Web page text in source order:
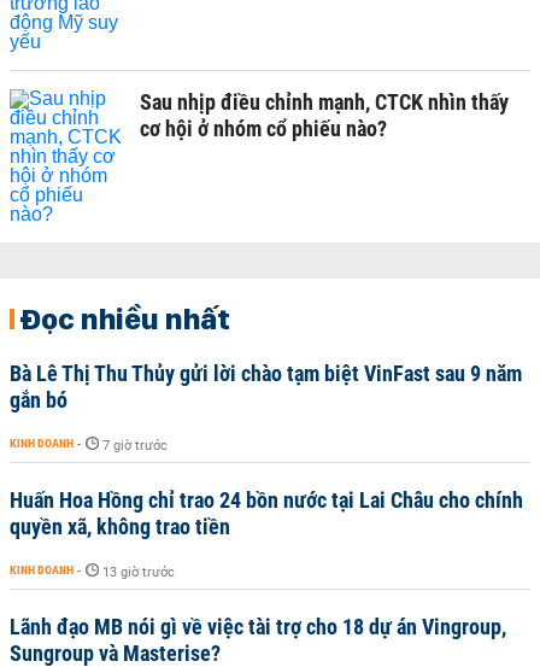
Sau nhịp điều chỉnh mạnh, CTCK nhìn thấy
cơ hội ở nhóm cổ phiếu nào?
Đọc nhiều nhất
Bà Lê Thị Thu Thủy gửi lời chào tạm biệt VinFast sau 9 năm
gắn bó
KINH DOANH - 7 giờ trước
Huấn Hoa Hồng chỉ trao 24 bồn nước tại Lai Châu cho chính
quyền xã, không trao tiền
KINH DOANH - 13 giờ trước
Lãnh đạo MB nói gì về việc tài trợ cho 18 dự án Vingroup,
Sungroup và Masterise?